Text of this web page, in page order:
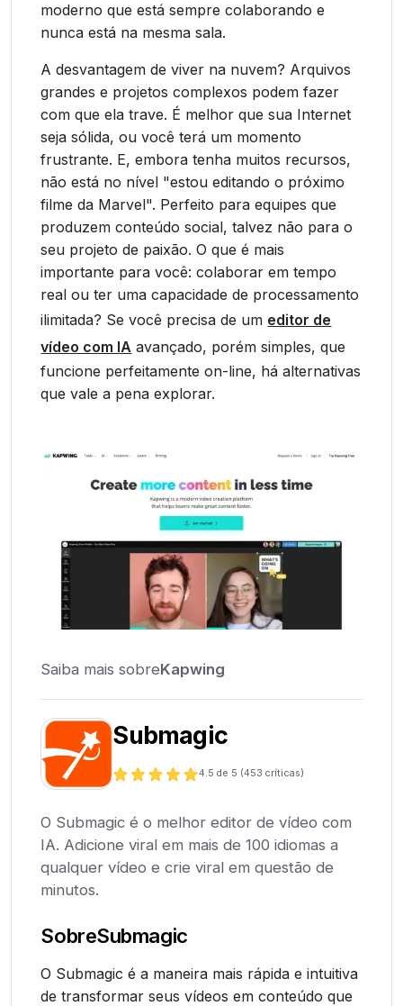
moderno que está sempre colaborando e
nunca está na mesma sala.
A desvantagem de viver na nuvem? Arquivos
grandes e projetos complexos podem fazer
com que ela trave. É melhor que sua Internet
seja sólida, ou você terá um momento
frustrante. E, embora tenha muitos recursos,
não está no nível "estou editando o próximo
filme da Marvel". Perfeito para equipes que
produzem conteúdo social, talvez não para o
seu projeto de paixão. O que é mais
importante para você: colaborar em tempo
real ou ter uma capacidade de processamento
ilimitada? Se você precisa de um editor de
vídeo com IA avançado, porém simples, que
funcione perfeitamente on-line, há alternativas
que vale a pena explorar.
Saiba mais sobreKapwing
Submagic
4.5 de 5 (453 críticas)
O Submagic é o melhor editor de vídeo com
IA. Adicione viral em mais de 100 idiomas a
qualquer vídeo e crie viral em questão de
minutos.
SobreSubmagic
O Submagic é a maneira mais rápida e intuitiva
de transformar seus vídeos em conteúdo que